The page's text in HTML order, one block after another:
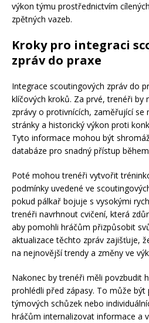
výkon týmu prostřednictvím
zpětných vazeb.
Kroky pro integraci
zpráv do praxe
Integrace scoutingových zpráv do
klíčových kroků. Za prvé, trenéři by
zprávy o protivnících, zaměřující se
stránky a historický výkon proti
Tyto informace mohou být
databáze pro snadný přístup
Poté mohou trenéři vytvořit
podmínky uvedené ve
pokud pálkař bojuje s vysokými
trenéři navrhnout cvičení, která
aby pomohli hráčům přizpůsobit
aktualizace těchto zpráv zajišťuje,
na nejnovější trendy a změny ve
Nakonec by trenéři měli povzbudit
prohlédli před zápasy. To může
týmových schůzek nebo
hráčům internalizovat informace a